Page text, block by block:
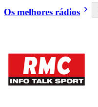
Os melhores rádios